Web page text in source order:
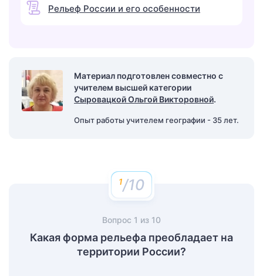
Рельеф России и его особенности
Материал подготовлен совместно с
учителем высшей категории
Сыровацкой Ольгой Викторовной.
Опыт работы учителем географии - 35 лет.
/10
Вопрос 1 из 10
Какая форма рельефа преобладает на
территории России?